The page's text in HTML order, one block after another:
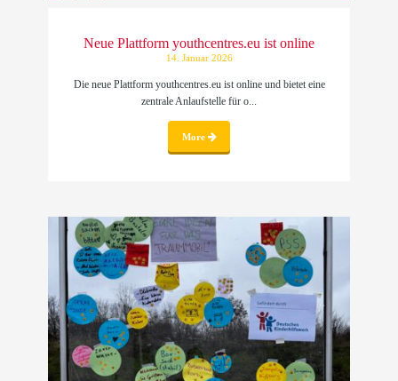
Neue Plattform youthcentres.eu ist online
14. Januar 2026
Die neue Plattform youthcentres.eu ist online und bietet eine
zentrale Anlaufstelle für o...
More